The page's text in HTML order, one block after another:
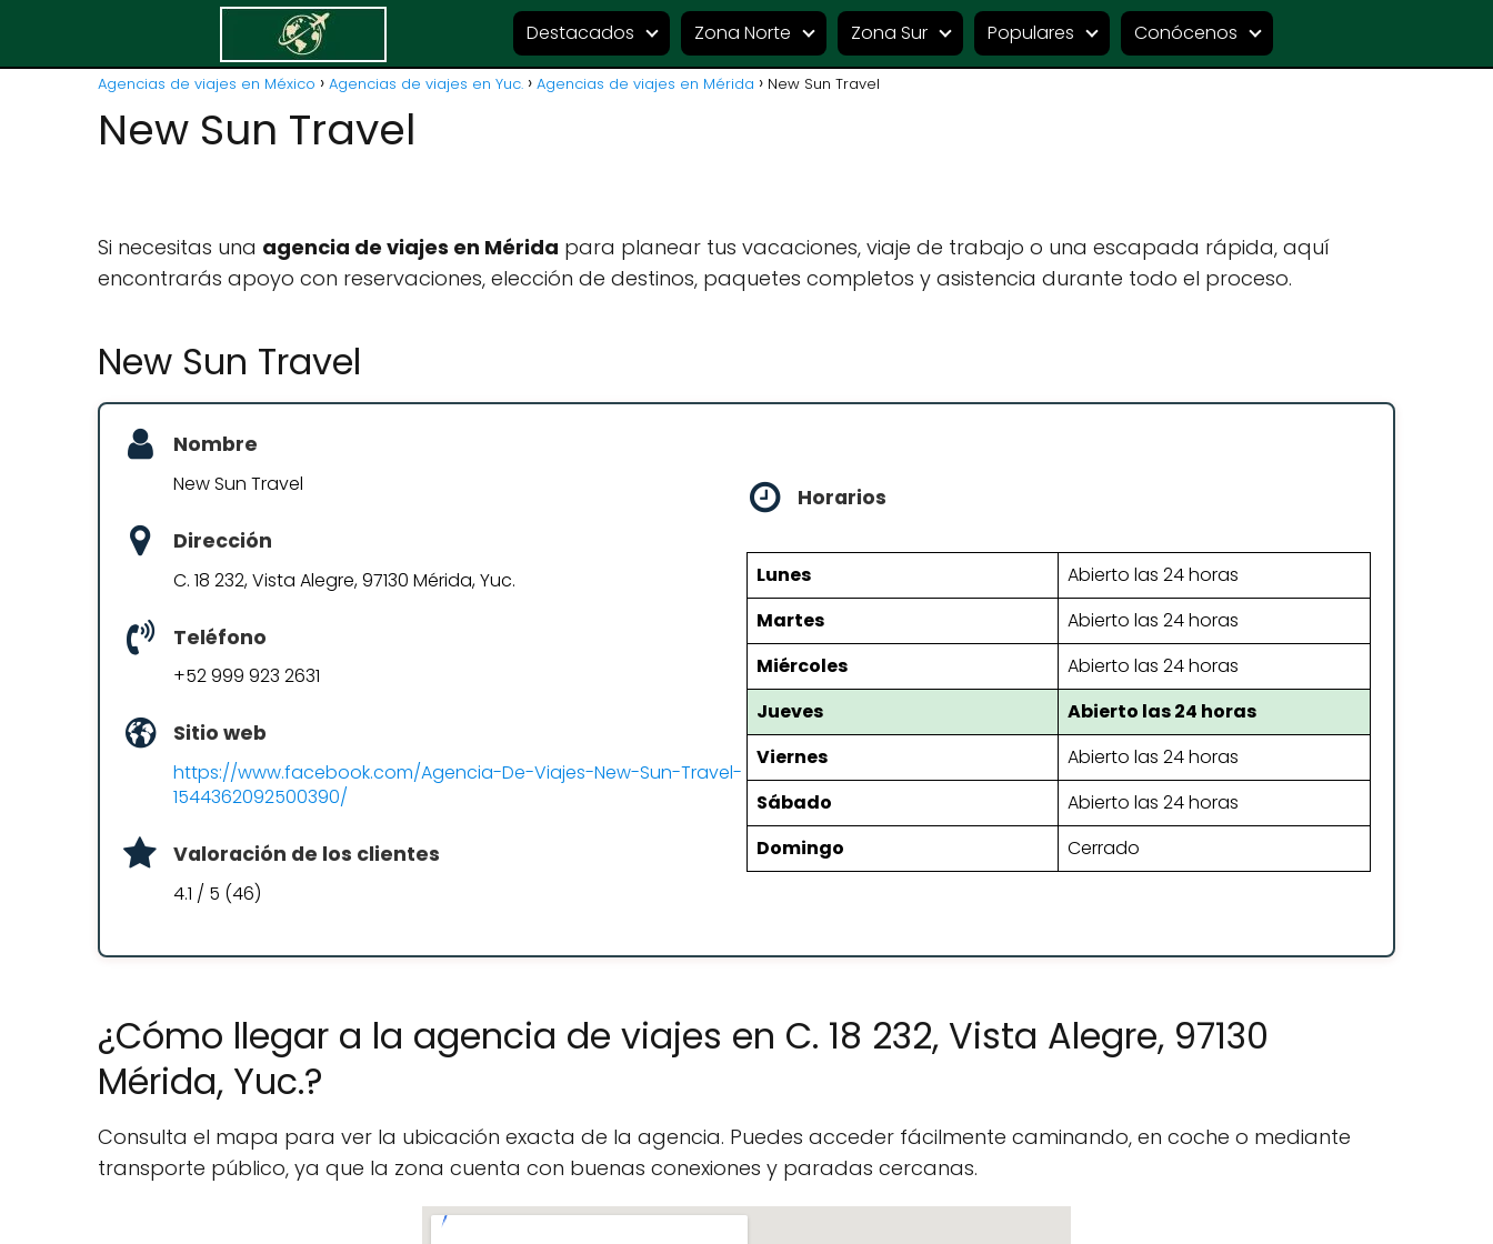
Destacados Zona Norte Zona Sur Populares Conócenos
Agencias de viajes en México Agencias de viajes en Yuc. Agencias de viajes en Mérida New Sun Travel
New Sun Travel
Si necesitas una agencia de viajes en Mérida para planear tus vacaciones, viaje de trabajo o una escapada rápida, aquí
encontrarás apoyo con reservaciones, elección de destinos, paquetes completos y asistencia durante todo el proceso.
New Sun Travel
Nombre
New Sun Travel
Dirección
C. 18 232, Vista Alegre, 97130 Mérida, Yuc.
Teléfono
+52 999 923 2631
Sitio web
https://www.facebook.com/Agencia-De-Viajes-New-Sun-Travel-
1544362092500390/
Valoración de los clientes
4.1 / 5 (46)
Horarios
Lunes
Abierto las 24 horas
Martes
Abierto las 24 horas
Miércoles
Abierto las 24 horas
Jueves
Abierto las 24 horas
Viernes
Abierto las 24 horas
Sábado
Abierto las 24 horas
Domingo
Cerrado
¿Cómo llegar a la agencia de viajes en C. 18 232, Vista Alegre, 97130
Mérida, Yuc.?
Consulta el mapa para ver la ubicación exacta de la agencia. Puedes acceder fácilmente caminando, en coche o mediante
transporte público, ya que la zona cuenta con buenas conexiones y paradas cercanas.